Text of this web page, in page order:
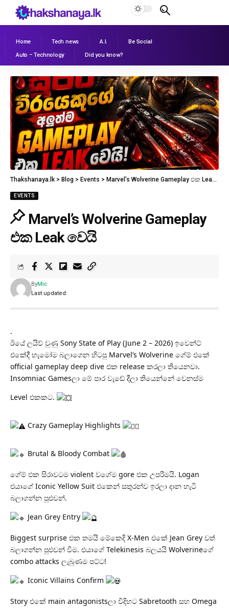
Home Tech news A.I.
Be Social
Auto – Technology
Did you know?
Thakshanaya.lk > Blog > Events > Marvel’s Wolverine Gameplay එක Leak වෙයි
EVENTS
Marvel’s Wolverine Gameplay
එක Leak වෙයි
Last updated:
ByMic
.
ඊයේ ලයිව් වුණු Sony State of Play (June 2 – 2026) ඉවෙන්ට්
එකේදී හැමෝම බලාගෙන හිටපු Marvel’s Wolverine ගේම් එකේ
official gameplay deep dive එක release කරලා තියෙනවා.
Insomniac Gamesලා මේ පාර වැඩේ දීලා තියෙන්නේ වෙනස්ම
Level එකකට.
Crazy Gameplay Highlights
Brutal & Bloody Combat
ගේම් එක සිරාවටම violent වගේම gore එක උපරිමයි. Logan
එයාගේ Iconic Yellow Suit එකෙන් සතුරන්ව ඉරලා දාන හැටි
බලාගන්න පුළුවන්.
Jean Grey Entry
Biggest surprise එක තමයි මේකෙදි X-Men එකේ Jean Grey වත්
බලාගන්න පුළුවන් වීම. එයාගේ Telekinesis බලයයි Wolverineගේ
combo attacks ලැබුණම පට්ට!
Iconic Villains Confirm
Story එකේ main antagonistsලා විදිහට Sabretooth සහ Omega